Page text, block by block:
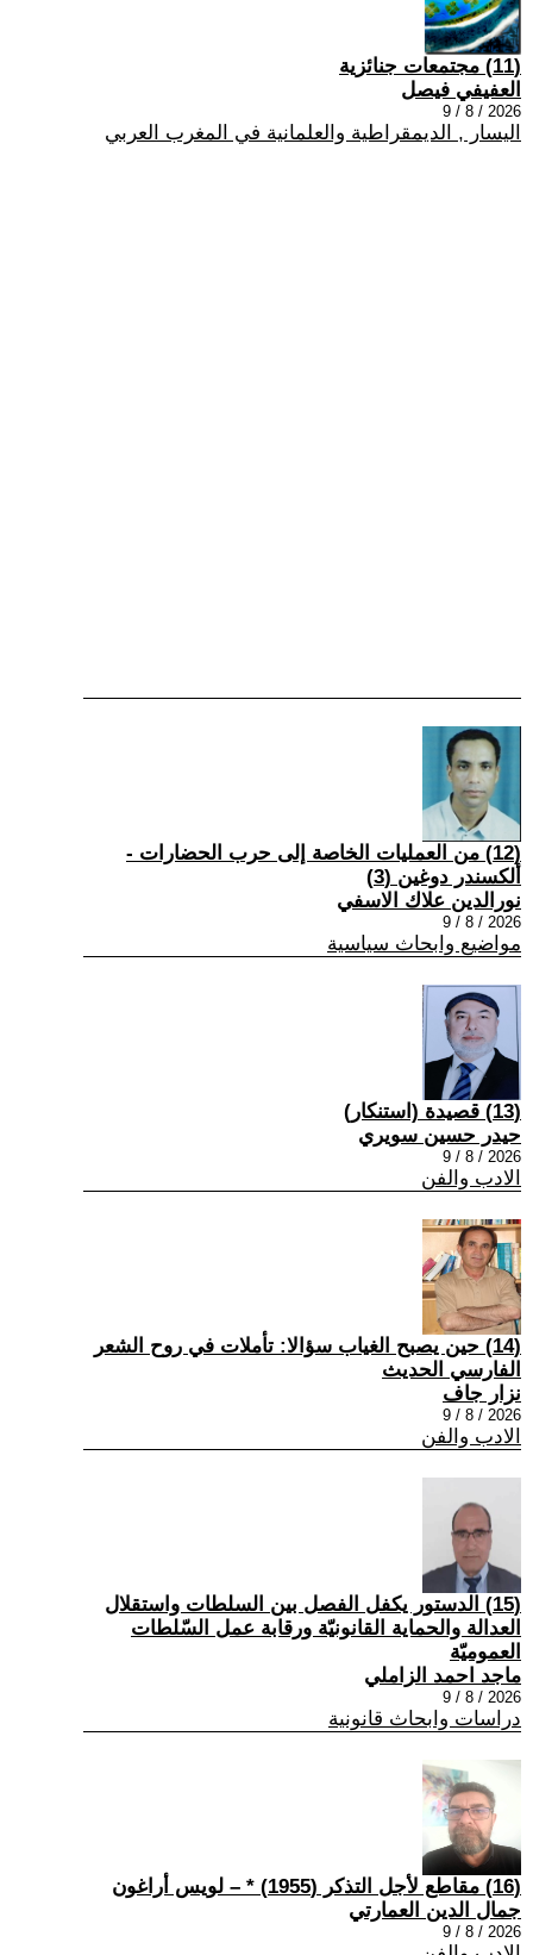
(11) مجتمعات جنائزية
العفيفي فيصل
2026 / 8 / 9
اليسار , الديمقراطية والعلمانية في المغرب العربي
(12) من العمليات الخاصة إلى حرب الحضارات -
ألكسندر دوغين (3)
نورالدين علاك الاسفي
2026 / 8 / 9
مواضيع وابحاث سياسية
(13) قصيدة (استنكار)
حيدر حسين سويري
2026 / 8 / 9
الادب والفن
(14) حين يصبح الغياب سؤالا: تأملات في روح الشعر
الفارسي الحديث
نزار جاف
2026 / 8 / 9
الادب والفن
(15) الدستور يكفل الفصل بين السلطات واستقلال
العدالة والحماية القانونيّة ورقابة عمل السّلطات
العموميّة
ماجد احمد الزاملي
2026 / 8 / 9
دراسات وابحاث قانونية
(16) مقاطع لأجل التذكر (1955) * – لويس أراغون
جمال الدين العمارتي
2026 / 8 / 9